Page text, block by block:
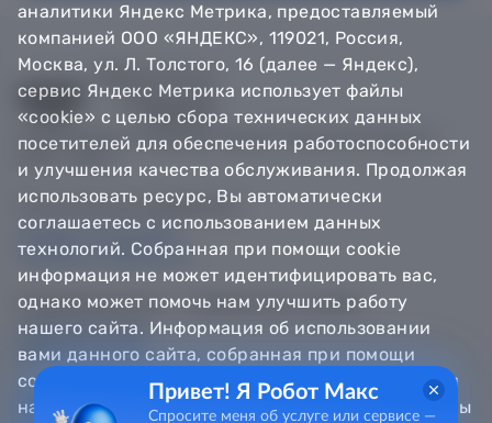
© Департамент информатизации Тюменской области,
Техническая поддержка
Сообщить об ошибке
Направить обращение
Информационно - справочная служба
8 800 100-12-90
8 3452 56-63-30
аналитики Яндекс Метрика, предоставляемый
компанией ООО «ЯНДЕКС», 119021, Россия,
Москва, ул. Л. Толстого, 16 (далее — Яндекс),
сервис Яндекс Метрика использует файлы
«cookie» с целью сбора технических данных
посетителей для обеспечения работоспособности
и улучшения качества обслуживания. Продолжая
использовать ресурс, Вы автоматически
соглашаетесь с использованием данных
технологий. Собранная при помощи cookie
информация не может идентифицировать вас,
однако может помочь нам улучшить работу
нашего сайта. Информация об использовании
вами данного сайта, собранная при помощи
cookie, будет передаваться Яндексу и храниться
на сервере Яндекса в Российской Федерации. Вы
Привет! Я Робот Макс
Спросите меня об услуге или сервисе —